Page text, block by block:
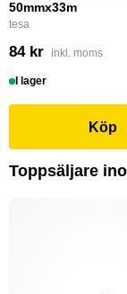
50mmx33m
tesa
84 kr inkl. moms
I lager
Köp
Toppsäljare